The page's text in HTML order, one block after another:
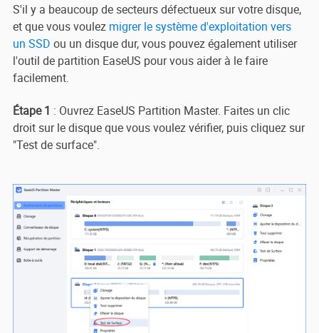
S'il y a beaucoup de secteurs défectueux sur votre disque,
et que vous voulez migrer le système d'exploitation vers
un SSD ou un disque dur, vous pouvez également utiliser
l'outil de partition EaseUS pour vous aider à le faire
facilement.
Étape 1 : Ouvrez EaseUS Partition Master. Faites un clic
droit sur le disque que vous voulez vérifier, puis cliquez sur
"Test de surface".